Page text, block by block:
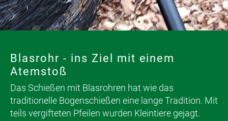
Blasrohr - ins Ziel mit einem
Atemstoß
Das Schießen mit Blasrohren hat wie das
traditionelle Bogenschießen eine lange Tradition. Mit
teils vergifteten Pfeilen wurden Kleintiere gejagt.